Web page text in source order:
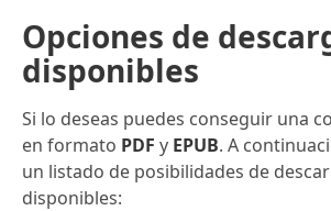
Opciones de
disponibles
Si lo deseas puedes conseguir una
en formato PDF y EPUB. A
un listado de posibilidades de
disponibles: